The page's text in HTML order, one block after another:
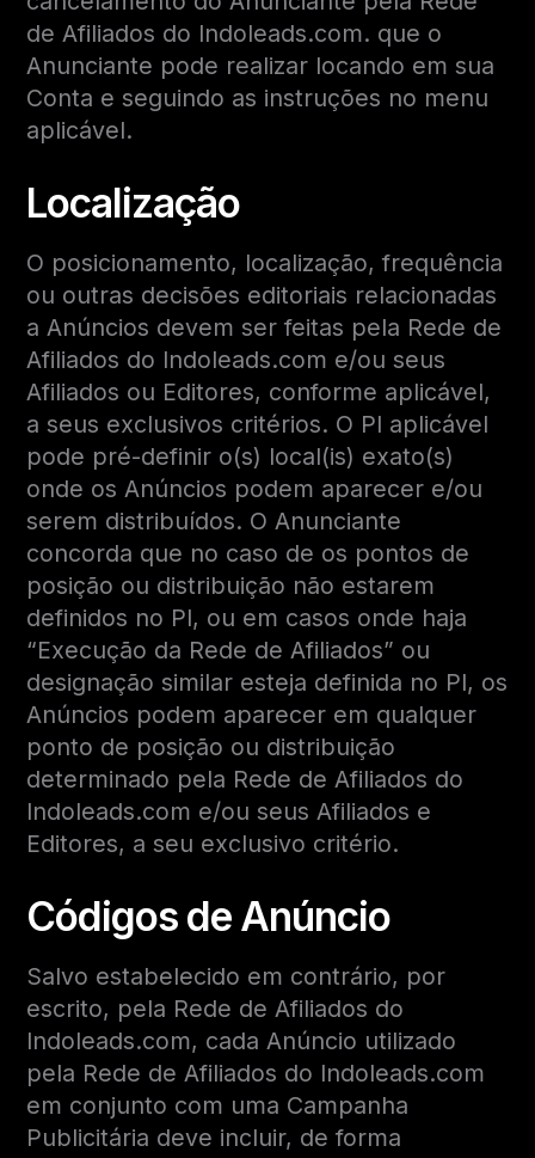
de Afiliados do Indoleads.com. que o
Anunciante pode realizar locando em sua
Conta e seguindo as instruções no menu
aplicável.
Localização
O posicionamento, localização, frequência
ou outras decisões editoriais relacionadas
a Anúncios devem ser feitas pela Rede de
Afiliados do Indoleads.com e/ou seus
Afiliados ou Editores, conforme aplicável,
a seus exclusivos critérios. O PI aplicável
pode pré-definir o(s) local(is) exato(s)
onde os Anúncios podem aparecer e/ou
serem distribuídos. O Anunciante
concorda que no caso de os pontos de
posição ou distribuição não estarem
definidos no PI, ou em casos onde haja
“Execução da Rede de Afiliados” ou
designação similar esteja definida no PI, os
Anúncios podem aparecer em qualquer
ponto de posição ou distribuição
determinado pela Rede de Afiliados do
Indoleads.com e/ou seus Afiliados e
Editores, a seu exclusivo critério.
Códigos de Anúncio
Salvo estabelecido em contrário, por
escrito, pela Rede de Afiliados do
Indoleads.com, cada Anúncio utilizado
pela Rede de Afiliados do Indoleads.com
em conjunto com uma Campanha
Publicitária deve incluir, de forma